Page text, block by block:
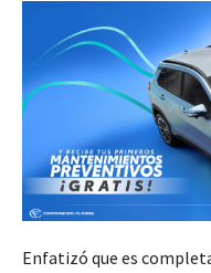
Enfatizó que es